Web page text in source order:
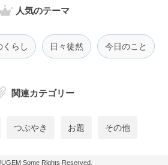
人気のテーマ
くらし 日々徒然 今日のこと
関連カテゴリー
つぶやき お題 その他
Some Rights Reserved.